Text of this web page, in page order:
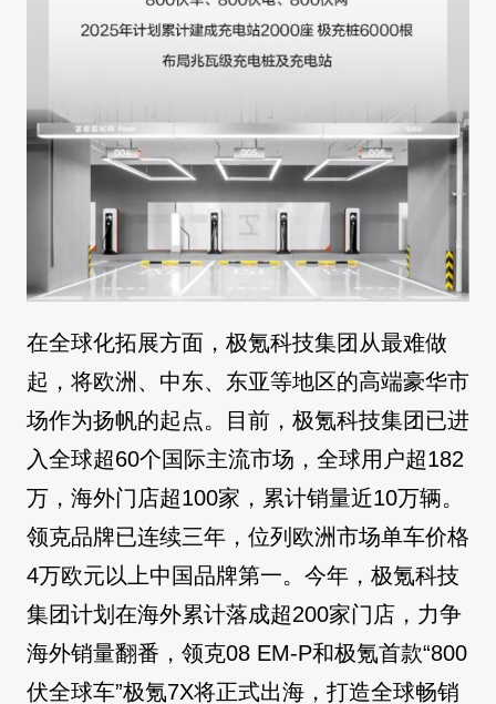
在全球化拓展方面，极氪科技集团从最难做
起，将欧洲、中东、东亚等地区的高端豪华市
场作为扬帆的起点。目前，极氪科技集团已进
入全球超60个国际主流市场，全球用户超182
万，海外门店超100家，累计销量近10万辆。
领克品牌已连续三年，位列欧洲市场单车价格
4万欧元以上中国品牌第一。今年，极氪科技
集团计划在海外累计落成超200家门店，力争
海外销量翻番，领克08 EM-P和极氪首款“800
伏全球车”极氪7X将正式出海，打造全球畅销